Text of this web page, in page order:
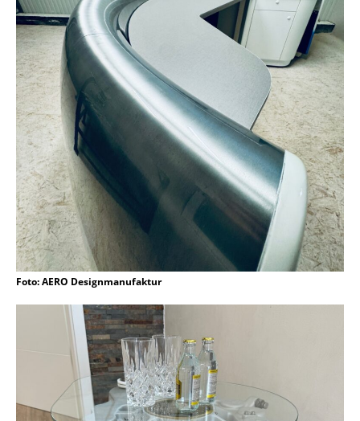
Foto: AERO Designmanufaktur